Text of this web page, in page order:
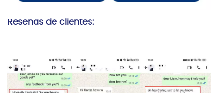
Reseñas de clientes: